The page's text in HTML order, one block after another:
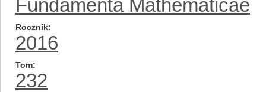
Fundamenta Mathematicae
Rocznik
2016
Tom
232